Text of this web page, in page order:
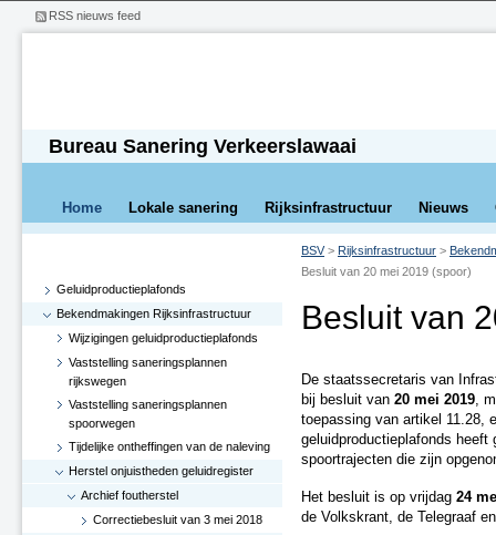
Bureau Sanering Verkeerslawaai
Home Lokale sanering Rijksinfrastructuur Nieuws
BSV> Rijksinfrastructuur >
Besluit van 20 mei 2019 (spoor)
Besluit van
De staatssecretaris van
bij besluit van 20 mei 2019,
toepassing van artikel 11.28,
geluidproductieplafonds heeft
spoortrajecten die zijn
Het besluit is op vrijdag 24
de Volkskrant, de Telegraaf
Geluidproductieplafonds
Bekendmakingen Rijksinfrastructuur
Wijzigingen geluidproductieplafonds
Vaststelling saneringsplannen
rijkswegen
Vaststelling saneringsplannen
spoorwegen
Tijdelijke ontheffingen van de naleving
Herstel onjuistheden geluidregister
Archief foutherstel
Correctiebesluit van 3 mei 2018
RSS nieuws feed